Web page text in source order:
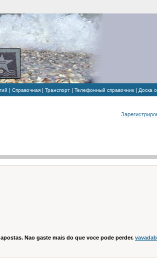
| Справочная| Транспорт| Телефонный справочник| Доска
Nao gaste mais do que voce pode perder.